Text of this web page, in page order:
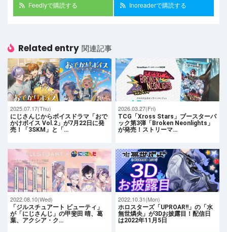
Feedlyで購読する Inoreaderで購読する
Related entry 関連記事
2025.07.17(Thu)
にじさんじからボイスドラマ「おで
かけボイス Vol.2」が7月22日に発
売！「3SKM」と「…
2026.03.27(Fri)
TCG「Xross Stars」ブースターパ
ック第3弾「Broken Neonlights」
が発売！ストリーマ…
2022.08.10(Wed)
「ジルスチュアート ビューティ」
が「にじさんじ」の甲斐田 晴、葛
葉、アクシア・ク…
2022.10.31(Mon)
ホロスターズ「UPROAR!!」の「水
無世燐央」が3Dお披露目！配信日
は2022年11月5日